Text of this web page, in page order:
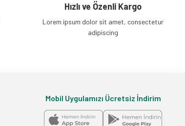
Hızlı ve Özenli Kargo
Lorem ipsum dolor sit amet, consectetur
adipiscing
Mobil Uygulamızı Ücretsiz İndirim